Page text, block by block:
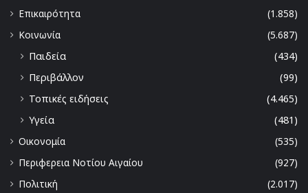
Επικαιρότητα
(1.858)
Κοινωνία
(5.687)
Παιδεία
(434)
Περιβάλλον
(99)
Τοπικές ειδήσεις
(4.465)
Υγεία
(481)
Οικονομία
(535)
Περιφερεια Νοτίου Αιγαίου
(927)
Πολιτική
(2.017)